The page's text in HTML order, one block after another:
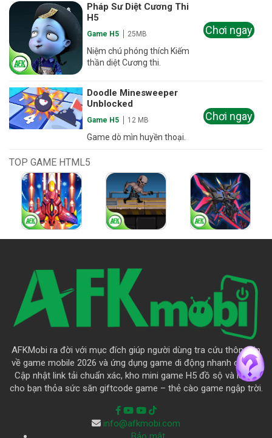
Pháp Sư Diệt Cương Thi
H5
Game H5 25MB
Niệm chú phóng thích Kiếm
thần diệt Cương thi.
Chơi ngay
Doodle Minesweeper
Unblocked
Game H5 12 MB
Game dò mìn huyền thoại.
Chơi ngay
TOP GAME HTML5
AFKMobi ra đời với mục đích giúp người dùng tra cứu thông tin
về game mobile 2026 và ứng dụng game di động nhanh chóng.
Cập nhật link tải chuẩn xác, kho mini game H5 đồ sộ và là nơi
cho bạn thỏa sức săn giftcode game – thẻ cào game ngập trời.
info@afkmobi.com